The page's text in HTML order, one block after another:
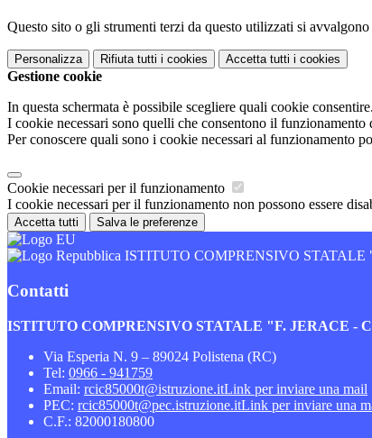
Questo sito o gli strumenti terzi da questo utilizzati si
Personalizza Rifiuta tutti i cookies Accetta tutti i cookies
Gestione cookie
In questa schermata è possibile scegliere quali cookie consentire.
I cookie necessari sono quelli che consentono il
Per conoscere quali sono i cookie necessari al funzionamento
Cookie necessari per il funzionamento
I cookie necessari per il funzionamento non possono essere
Accetta tutti Salva le preferenze
ISTITUTO COMPRENSIVO
Contatti
ISTITUTO COMPRENSIVO STATALE "F. JERACE -
Via Esperia N. 9 – 89024 Polistena (RC)
Tel: 0966 - 941759
Email: rcic85000t@istruzione.itLink per inviare una mail
PEC: rcic85000t@pec.istruzione.itLink per inviare una
C.F.: 82000180800